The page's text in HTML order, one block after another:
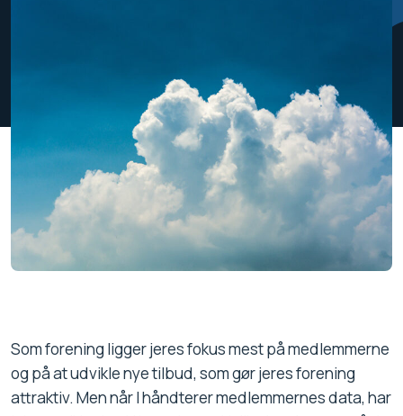
Som forening ligger jeres fokus mest på medlemmerne
og på at udvikle nye tilbud, som gør jeres forening
attraktiv. Men når I håndterer medlemmernes data, har